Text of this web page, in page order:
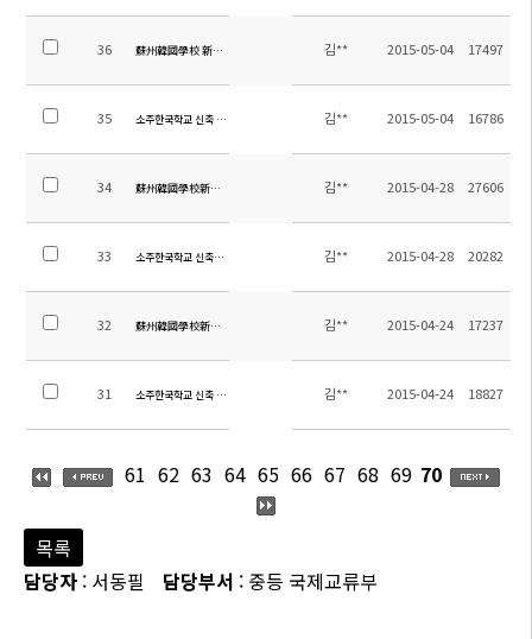
36 蘇州韓國學校 新築 工事 入札 日程 變更 김** 2015-05-04 17497
35 소주한국학교 신축 공사 입찰 일정 변경 김** 2015-05-04 16786
34 蘇州韓國學校新建工程法定監理（全面負責監理）企業選拔緊急公告
김** 2015-04-28 27606
33 소주한국학교 신축공사 법적감리(전면책임감리) 업체 선정 공고
김** 2015-04-28 20282
32 蘇州韓國學校新建企業選拔緊急公告 김** 2015-04-24 17237
31 소주한국학교 신축 입찰 공고(한글) 김** 2015-04-24 18827
61 62 63 64 65 66 67 68 69 70
목록
담당자 : 서동필 담당부서 : 중등 국제교류부